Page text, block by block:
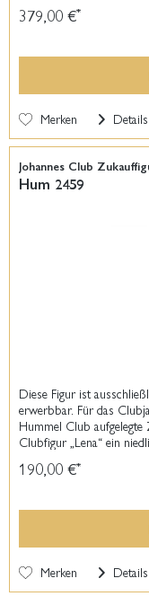
379,00 €*
Merken Details
Johannes Club
Hum 2459
Diese Figur ist
erwerbbar. Für das
Hummel Club
Clubfigur „Lena“ ein
190,00 €*
Merken Details